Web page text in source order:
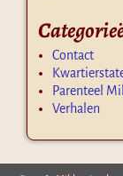
Contact
Parenteel
Verhalen